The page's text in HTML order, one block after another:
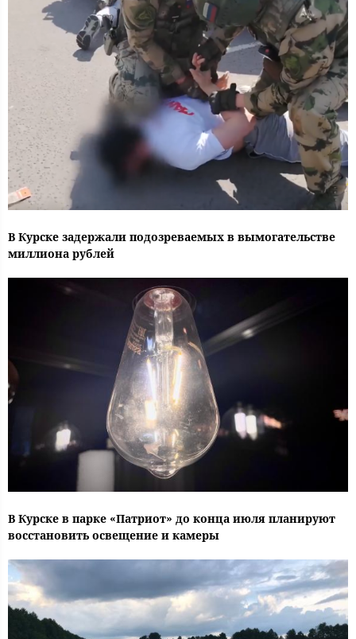
В Курске задержали подозреваемых в вымогательстве
миллиона рублей
В Курске в парке «Патриот» до конца июля планируют
восстановить освещение и камеры